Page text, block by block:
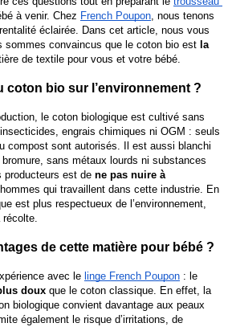
à venir. Chez French Poupon, nous tenons
éclairée. Dans cet article, nous vous
sommes convaincus que le coton bio est la
de textile pour vous et votre bébé.
coton bio sur l’environnement ?
le coton biologique est cultivé sans
engrais chimiques ni OGM : seuls
compost sont autorisés. Il est aussi blanchi
sans métaux lourds ni substances
producteurs est de ne pas nuire à
qui travaillent dans cette industrie. En
est plus respectueux de l’environnement,
récolte.
de cette matière pour bébé ?
avec le linge French Poupon : le
doux que le coton classique. En effet, la
biologique convient davantage aux peaux
également le risque d’irritations, de